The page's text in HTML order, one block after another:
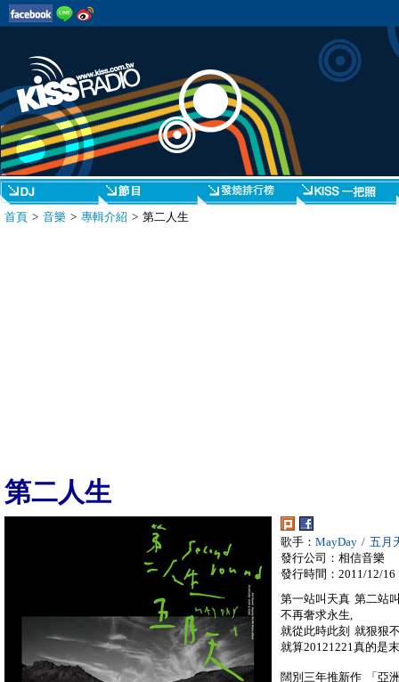
首頁 > 音樂 > 專輯介紹 > 第二人生
第二人生
歌手： MayDay / 五月
發行公司：相信音樂
發行時間：2011/12/16
第一站叫天真 第二站
不再奢求永生,
就從此時此刻 就狠狠
就算20121221真的是
闊別三年推新作 「亞